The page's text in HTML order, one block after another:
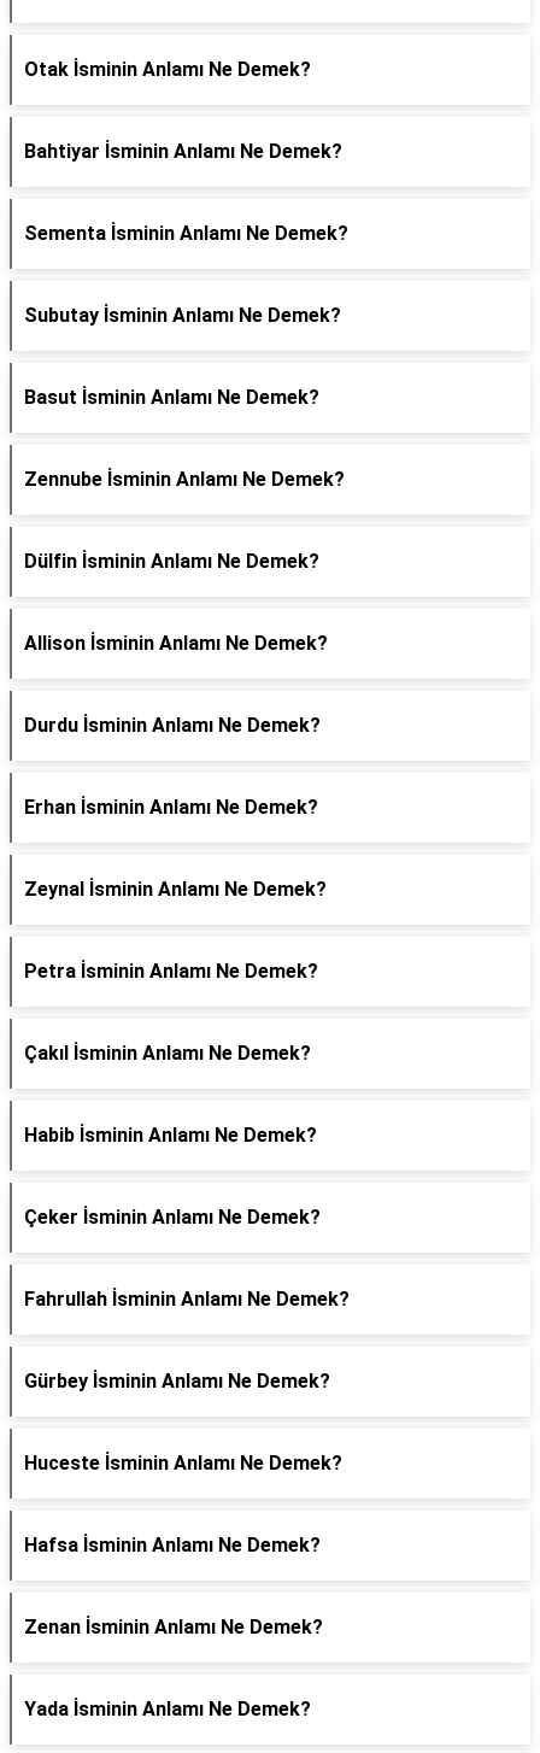
Otak İsminin Anlamı Ne Demek?
Bahtiyar İsminin Anlamı Ne Demek?
Sementa İsminin Anlamı Ne Demek?
Subutay İsminin Anlamı Ne Demek?
Basut İsminin Anlamı Ne Demek?
Zennube İsminin Anlamı Ne Demek?
Dülfin İsminin Anlamı Ne Demek?
Allison İsminin Anlamı Ne Demek?
Durdu İsminin Anlamı Ne Demek?
Erhan İsminin Anlamı Ne Demek?
Zeynal İsminin Anlamı Ne Demek?
Petra İsminin Anlamı Ne Demek?
Çakıl İsminin Anlamı Ne Demek?
Habib İsminin Anlamı Ne Demek?
Çeker İsminin Anlamı Ne Demek?
Fahrullah İsminin Anlamı Ne Demek?
Gürbey İsminin Anlamı Ne Demek?
Huceste İsminin Anlamı Ne Demek?
Hafsa İsminin Anlamı Ne Demek?
Zenan İsminin Anlamı Ne Demek?
Yada İsminin Anlamı Ne Demek?